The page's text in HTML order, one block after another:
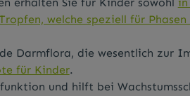
welche speziell für
Darmflora, die wesentlich zur
für Kinder.
und hilft bei